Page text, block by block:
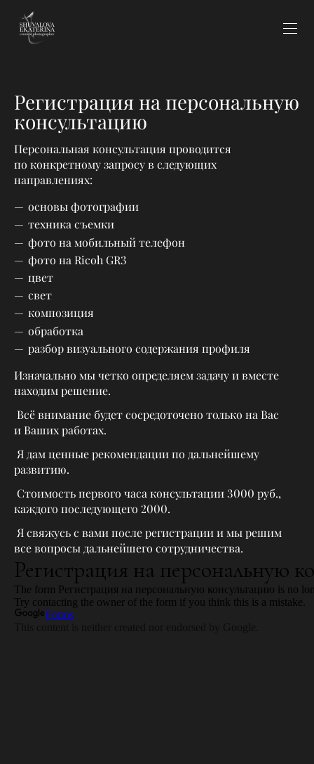
Регистрация на персональную
консультацию
Персональная консультация проводится
по конкретному запросу в следующих
направлениях:
основы фотографии
техника съемки
фото на мобильный телефон
фото на Ricoh GR3
цвет
свет
композиция
обработка
разбор визуального содержания профиля
Изначально мы четко определяем задачу и вместе
находим решение.
Всё внимание будет сосредоточено только на Вас
и Ваших работах.
Я дам ценные рекомендации по дальнейшему
развитию.
Стоимость первого часа консультации 3000 руб.,
каждого последующего 2000.
Я свяжусь с вами после регистрации и мы решим
все вопросы дальнейшего сотрудничества.